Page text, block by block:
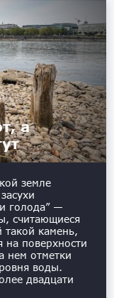
а
земле
голода” —
считающиеся
такой камень,
поверхности
нем отметки
воды.
двадцати